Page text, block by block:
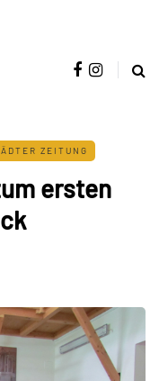
ZEITUNG
ersten